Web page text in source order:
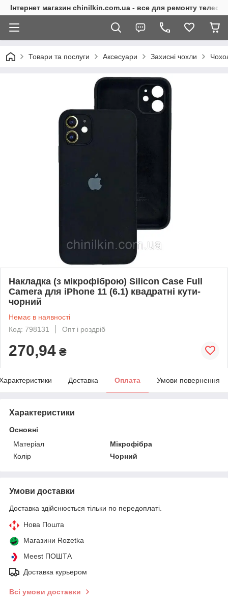
Інтернет магазин chinilkin.com.ua - все для ремонту
Товари та послуги Аксесуари Захисні чохли
Накладка (з мікрофіброю) Silicon Case Full
Camera для iPhone 11 (6.1) квадратні кути-
чорний
Немає в наявності
Код: 798131
Опт і роздріб
270,94 ₴
Доставка Оплата Умови повернення
Характеристики
Основні
Матеріал
Мікрофібра
Колір
Чорний
Умови доставки
Доставка здійснюється тільки по передоплаті.
Нова Пошта
Магазини Rozetka
Meest ПОШТА
Доставка курьером
Всі умови доставки